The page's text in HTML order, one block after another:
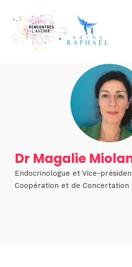
Dr Magalie
Endocrinologue et Vice-
Coopération et de Concertation